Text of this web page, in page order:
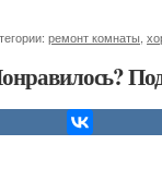
ремонт комнаты